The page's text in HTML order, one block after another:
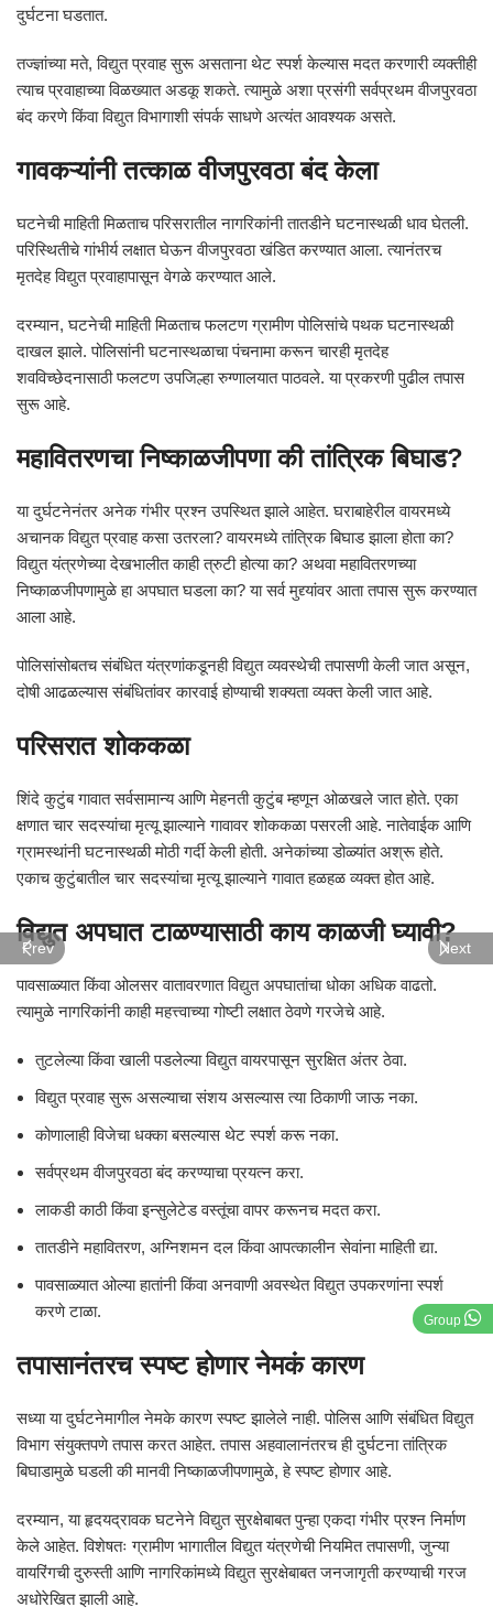
Group
दुर्घटना घडतात.
तज्ज्ञांच्या मते, विद्युत प्रवाह सुरू असताना थेट स्पर्श केल्यास मदत करणारी व्यक्तीही
त्याच प्रवाहाच्या विळख्यात अडकू शकते. त्यामुळे अशा प्रसंगी सर्वप्रथम वीजपुरवठा
बंद करणे किंवा विद्युत विभागाशी संपर्क साधणे अत्यंत आवश्यक असते.
गावकऱ्यांनी तत्काळ वीजपुरवठा बंद केला
घटनेची माहिती मिळताच परिसरातील नागरिकांनी तातडीने घटनास्थळी धाव घेतली.
परिस्थितीचे गांभीर्य लक्षात घेऊन वीजपुरवठा खंडित करण्यात आला. त्यानंतरच
मृतदेह विद्युत प्रवाहापासून वेगळे करण्यात आले.
दरम्यान, घटनेची माहिती मिळताच फलटण ग्रामीण पोलिसांचे पथक घटनास्थळी
दाखल झाले. पोलिसांनी घटनास्थळाचा पंचनामा करून चारही मृतदेह
शवविच्छेदनासाठी फलटण उपजिल्हा रुग्णालयात पाठवले. या प्रकरणी पुढील तपास
सुरू आहे.
महावितरणचा निष्काळजीपणा की तांत्रिक बिघाड?
या दुर्घटनेनंतर अनेक गंभीर प्रश्न उपस्थित झाले आहेत. घराबाहेरील वायरमध्ये
अचानक विद्युत प्रवाह कसा उतरला? वायरमध्ये तांत्रिक बिघाड झाला होता का?
विद्युत यंत्रणेच्या देखभालीत काही त्रुटी होत्या का? अथवा महावितरणच्या
निष्काळजीपणामुळे हा अपघात घडला का? या सर्व मुद्द्यांवर आता तपास सुरू करण्यात
आला आहे.
पोलिसांसोबतच संबंधित यंत्रणांकडूनही विद्युत व्यवस्थेची तपासणी केली जात असून,
दोषी आढळल्यास संबंधितांवर कारवाई होण्याची शक्यता व्यक्त केली जात आहे.
परिसरात शोककळा
शिंदे कुटुंब गावात सर्वसामान्य आणि मेहनती कुटुंब म्हणून ओळखले जात होते. एका
क्षणात चार सदस्यांचा मृत्यू झाल्याने गावावर शोककळा पसरली आहे. नातेवाईक आणि
ग्रामस्थांनी घटनास्थळी मोठी गर्दी केली होती. अनेकांच्या डोळ्यांत अश्रू होते.
एकाच कुटुंबातील चार सदस्यांचा मृत्यू झाल्याने गावात हळहळ व्यक्त होत आहे.
विद्युत अपघात टाळण्यासाठी काय काळजी घ्यावी?
पावसाळ्यात किंवा ओलसर वातावरणात विद्युत अपघातांचा धोका अधिक वाढतो.
त्यामुळे नागरिकांनी काही महत्त्वाच्या गोष्टी लक्षात ठेवणे गरजेचे आहे.
तुटलेल्या किंवा खाली पडलेल्या विद्युत वायरपासून सुरक्षित अंतर ठेवा.
विद्युत प्रवाह सुरू असल्याचा संशय असल्यास त्या ठिकाणी जाऊ नका.
कोणालाही विजेचा धक्का बसल्यास थेट स्पर्श करू नका.
सर्वप्रथम वीजपुरवठा बंद करण्याचा प्रयत्न करा.
लाकडी काठी किंवा इन्सुलेटेड वस्तूंचा वापर करूनच मदत करा.
तातडीने महावितरण, अग्निशमन दल किंवा आपत्कालीन सेवांना माहिती द्या.
पावसाळ्यात ओल्या हातांनी किंवा अनवाणी अवस्थेत विद्युत उपकरणांना स्पर्श
करणे टाळा.
तपासानंतरच स्पष्ट होणार नेमकं कारण
सध्या या दुर्घटनेमागील नेमके कारण स्पष्ट झालेले नाही. पोलिस आणि संबंधित विद्युत
विभाग संयुक्तपणे तपास करत आहेत. तपास अहवालानंतरच ही दुर्घटना तांत्रिक
बिघाडामुळे घडली की मानवी निष्काळजीपणामुळे, हे स्पष्ट होणार आहे.
दरम्यान, या हृदयद्रावक घटनेने विद्युत सुरक्षेबाबत पुन्हा एकदा गंभीर प्रश्न निर्माण
केले आहेत. विशेषतः ग्रामीण भागातील विद्युत यंत्रणेची नियमित तपासणी, जुन्या
वायरिंगची दुरुस्ती आणि नागरिकांमध्ये विद्युत सुरक्षेबाबत जनजागृती करण्याची गरज
अधोरेखित झाली आहे.
Prev Next